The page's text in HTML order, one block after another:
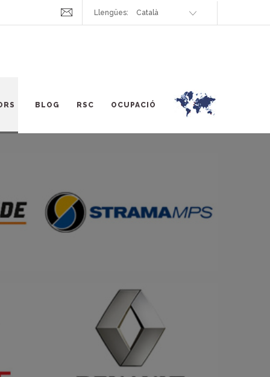
Llengües:
BLOG RSC OCUPACIÓ